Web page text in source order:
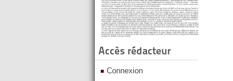
Accès rédacteur
Connexion